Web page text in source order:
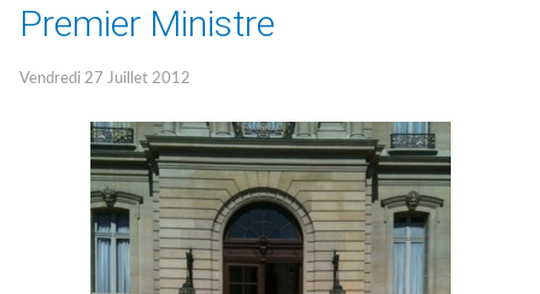
Premier Ministre
Vendredi 27 Juillet 2012